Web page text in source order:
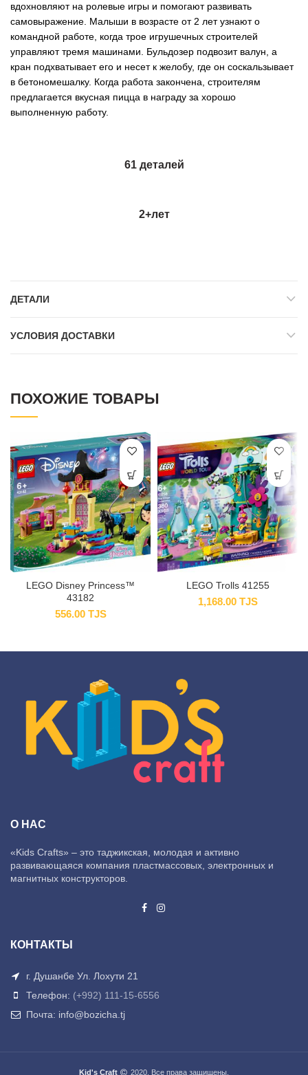
вдохновляют на ролевые игры и помогают развивать
самовыражение. Малыши в возрасте от 2 лет узнают о
командной работе, когда трое игрушечных строителей
управляют тремя машинами. Бульдозер подвозит валун, а
кран подхватывает его и несет к желобу, где он соскальзывает
в бетономешалку. Когда работа закончена, строителям
предлагается вкусная пицца в награду за хорошо
выполненную работу.
61 деталей
2+лет
ДЕТАЛИ
УСЛОВИЯ ДОСТАВКИ
ПОХОЖИЕ ТОВАРЫ
LEGO Disney Princess™
43182
556.00 TJS
LEGO Trolls 41255
1,168.00 TJS
О НАС
«Kids Crafts» – это таджикская, молодая и активно
развивающаяся компания пластмассовых, электронных и
магнитных конструкторов.
КОНТАКТЫ
г. Душанбе Ул. Лохути 21
Телефон: (+992) 111-15-6556
Почта: info@bozicha.tj
Kid's Craft 2020. Все права защищены.